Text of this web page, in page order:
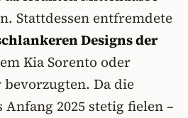
Stattdessen entfremdete
Designs der
Kia Sorento oder
Da die
2025 stetig fielen –